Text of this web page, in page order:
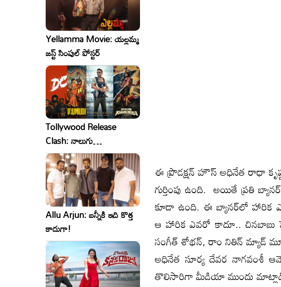
Yellamma Movie: యల్లమ్మ
జస్ట్ సింపుల్ పోస్టర్
Tollywood Release
Clash: నాలుగు
సినిమాలు..ఒకేసారి..ఎందుకో?
Allu Arjun: బన్నీకి ఇది కొత్త
కాదుగా!
ఈ ప్రొడక్షన్ హౌస్ అధినేత రాధా
గుర్తింపు ఉంది. అయితే ప్రతి
కూడా ఉంది. ఈ బ్యానర్‌లో హారిక
ఆ హారిక ఎవరో కాదూ.. చినబాబు
సంగీత్ శోభన్, రాం నితిన్ మ్యాడ్
అధినేత సూర్య దేవర నాగవంశీ
తొలిసారిగా మీడియా ముందు